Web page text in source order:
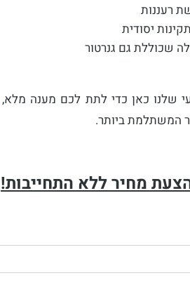
רעננות
יסודית
שכוללת גם גנרטור
שלנו כאן כדי לתת לכם מענה מלא,
המשתלמת ביותר.
מחיר ללא התחייבות!